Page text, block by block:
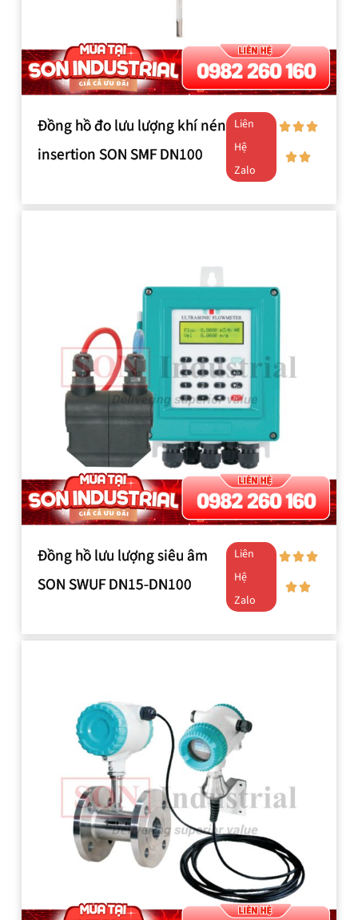
Đồng hồ đo lưu lượng khí nén
insertion SON SMF DN100
Liên
Hệ
Zalo
Đồng hồ lưu lượng siêu âm
SON SWUF DN15-DN100
Liên
Hệ
Zalo